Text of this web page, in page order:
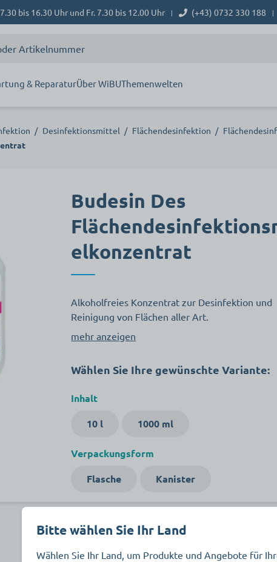
bis 16.30 Uhr und Fr. 7.30 bis 12.00 Uhr | (+43) 0732 330 188 |
& ReparaturÜber WiBUThemenwelten
/ Desinfektionsmittel / Flächendesinfektion /
Budesin Des
elkonzentrat
Alkoholfreies Konzentrat zur Desinfektion und
Reinigung von Flächen aller Art.
mehr anzeigen
Wählen Sie Ihre gewünschte Variante:
Inhalt
10 l
1000 ml
Verpackungsform
Flasche
Kanister
Bitte wählen Sie Ihr Land
Wählen Sie Ihr Land, um Produkte und Angebote für